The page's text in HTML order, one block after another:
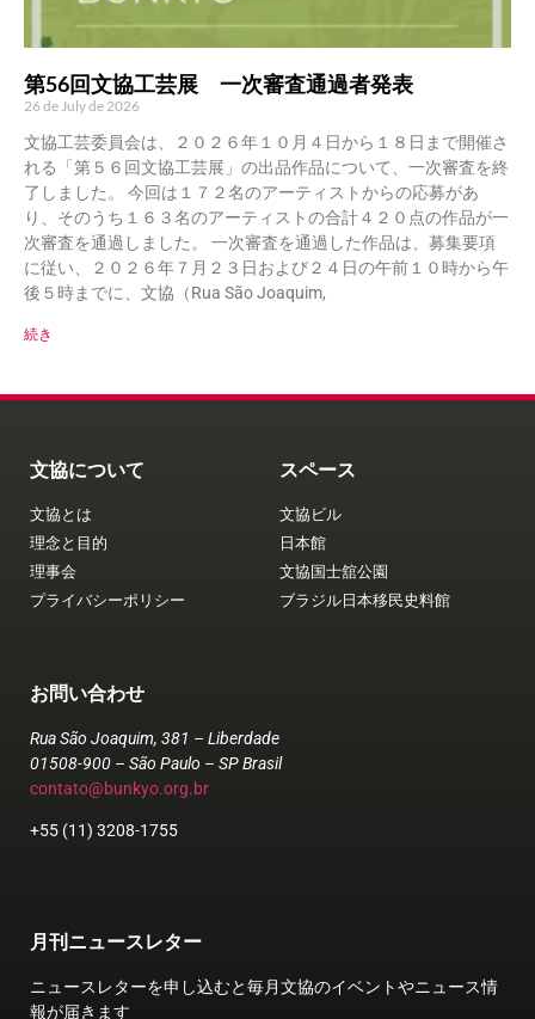
第56回文協工芸展 一次審査通過者発表
26 de July de 2026
文協工芸委員会は、２０２６年１０月４日から１８日まで開催さ
れる「第５６回文協工芸展」の出品作品について、一次審査を終
了しました。 今回は１７２名のアーティストからの応募があ
り、そのうち１６３名のアーティストの合計４２０点の作品が一
次審査を通過しました。 一次審査を通過した作品は、募集要項
に従い、２０２６年７月２３日および２４日の午前１０時から午
後５時までに、文協（Rua São Joaquim,
続き
文協について
文協とは
理念と目的
理事会
プライバシーポリシー
スペース
文協ビル
日本館
文協国士舘公園
ブラジル日本移民史料館
お問い合わせ
Rua São Joaquim, 381 – Liberdade
01508-900 – São Paulo – SP Brasil
contato@bunkyo.org.br
+55 (11) 3208-1755
月刊ニュースレター
ニュースレターを申し込むと毎月文協のイベントやニュース情
報が届きます